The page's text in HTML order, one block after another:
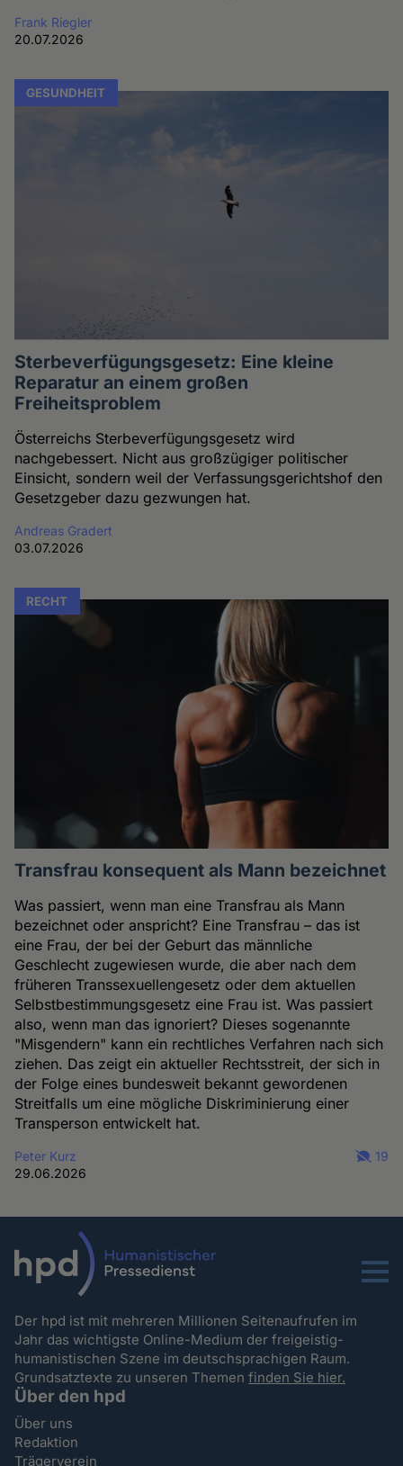
Frank Riegler
20.07.2026
GESUNDHEIT
Sterbeverfügungsgesetz: Eine kleine
Reparatur an einem großen
Freiheitsproblem
Österreichs Sterbeverfügungsgesetz wird
nachgebessert. Nicht aus großzügiger politischer
Einsicht, sondern weil der Verfassungsgerichtshof den
Gesetzgeber dazu gezwungen hat.
Andreas Gradert
03.07.2026
RECHT
Transfrau konsequent als Mann bezeichnet
Was passiert, wenn man eine Transfrau als Mann
bezeichnet oder anspricht? Eine Transfrau – das ist
eine Frau, der bei der Geburt das männliche
Geschlecht zugewiesen wurde, die aber nach dem
früheren Transsexuellengesetz oder dem aktuellen
Selbstbestimmungsgesetz eine Frau ist. Was passiert
also, wenn man das ignoriert? Dieses sogenannte
"Misgendern" kann ein rechtliches Verfahren nach sich
ziehen. Das zeigt ein aktueller Rechtsstreit, der sich in
der Folge eines bundesweit bekannt gewordenen
Streitfalls um eine mögliche Diskriminierung einer
Transperson entwickelt hat.
Peter Kurz
29.06.2026
19
Menu
Der hpd ist mit mehreren Millionen Seitenaufrufen im
Jahr das wichtigste Online-Medium der freigeistig-
humanistischen Szene im deutschsprachigen Raum.
Grundsatztexte zu unseren Themenfinden Sie hier.
Über den hpd
Über uns
Redaktion
Trägerverein